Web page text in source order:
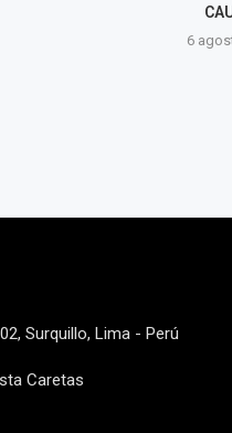
6
Surquillo, Lima - Perú
Caretas